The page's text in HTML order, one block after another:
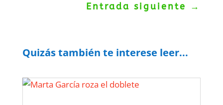
Entrada siguiente
→
Quizás también te interese leer...